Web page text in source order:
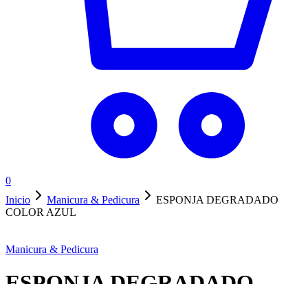
0
Inicio
Manicura & Pedicura
ESPONJA DEGRADADO
COLOR AZUL
Manicura & Pedicura